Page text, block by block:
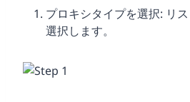
プロキシタイプを選択: リ
選択します。